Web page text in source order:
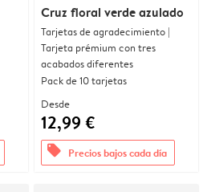
Cruz floral verde azulado
Tarjetas de agradecimiento |
Tarjeta prémium con tres
acabados diferentes
Pack de 10 tarjetas
Desde
12,99 €
offers Precios bajos cada día